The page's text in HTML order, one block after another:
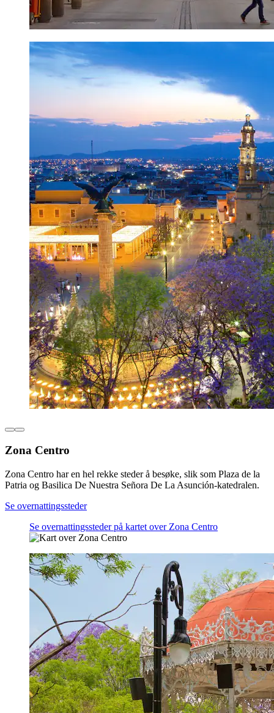
Zona Centro
Zona Centro har en hel rekke steder å besøke, slik som Plaza de la
Patria og Basilica De Nuestra Señora De La Asunción-katedralen.
Se overnattingssteder
Se overnattingssteder på kartet over Zona Centro